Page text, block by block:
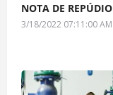
NOTA DE REPÚDIO
3/18/2022 07:11:00 AM